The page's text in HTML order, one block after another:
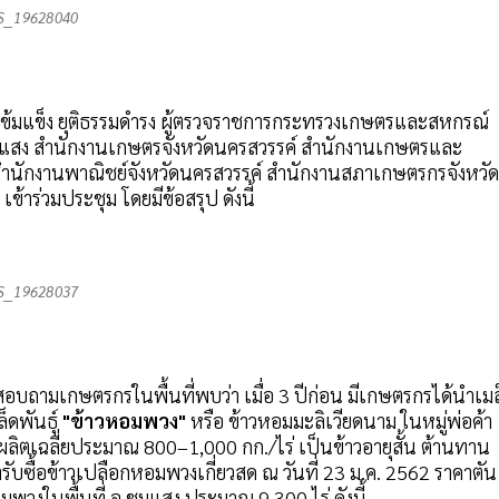
ข็ง ยุติธรรมดำรง ผู้ตรวจราชการกระทรวงเกษตรและสหกรณ์
สำนักงานเกษตรจังหวัดนครสวรรค์ สำนักงานเกษตรและ
กงานพาณิชย์จังหวัดนครสวรรค์ สำนักงานสภาเกษตรกรจังหวัด
ข้าร่วมประชุม โดยมีข้อสรุป ดังนี้
ถามเกษตรกรในพื้นที่พบว่า เมื่อ 3 ปีก่อน มีเกษตรกรได้นำเม
ดพันธุ์ "ข้าวหอมพวง" หรือ ข้าวหอมมะลิเวียดนาม ในหมู่พ่อค้า
ตเฉลี่ยประมาณ 800–1,000 กก./ไร่ เป็นข้าวอายุสั้น ต้านทาน
บซื้อข้าวเปลือกหอมพวงเกี่ยวสด ณ วันที่ 23 ม.ค. 2562 ราคาตัน